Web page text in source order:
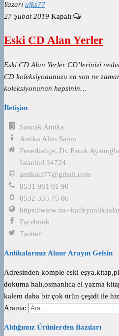
Yazarı ufks77
27 Şubat 2019 Kapalı
Eski CD Alan Yerler
Eski CD Alan Yerler CD’lerinizi
CD koleksiyonunuzu en son ne
koleksiyonunun hepsinin…
İletişim
Sancak Antika
Antika Alım Satım
Fenerbahçe, Dr. Faruk
İstanbul 34724
antikaci77@gmail.com
0531 981 01 90
0532 335 75 06
https://www.xn--
Facebook
Twitter
Antikalarınız Alınır Arayın Gelsin
Adresinden komple eski
dokuma halı,osmanlıca el yazma
kalem daha bir çok ürün çeşidi ile
Arama:
Aldığımız Ürünlerden Bazıları